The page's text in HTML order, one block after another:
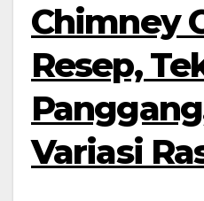
Chimney
Resep,
Variasi